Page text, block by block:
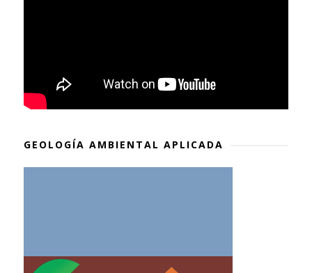
GEOLOGÍA AMBIENTAL APLICADA